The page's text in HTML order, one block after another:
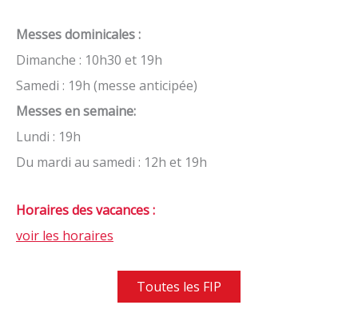
Messes dominicales :
Dimanche : 10h30 et 19h
Samedi : 19h (messe anticipée)
Messes en semaine:
Lundi : 19h
Du mardi au samedi : 12h et 19h
Horaires des vacances :
voir les horaires
Toutes les FIP